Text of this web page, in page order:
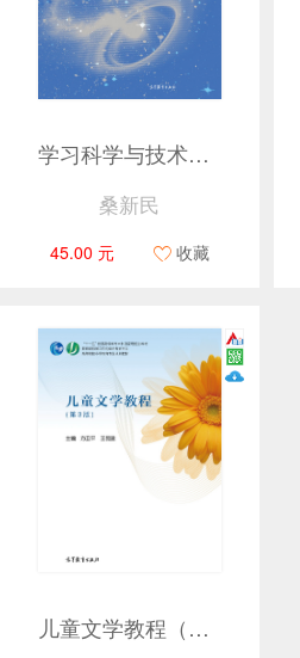
学习科学与技术（第2版）
桑新民
45.00 元 收藏
儿童文学教程（第3版）